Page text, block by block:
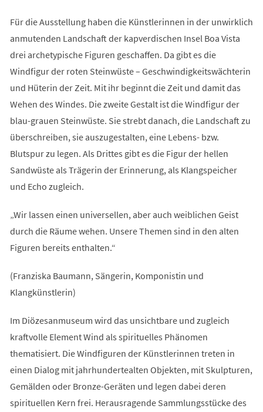
Für die Ausstellung haben die Künstlerinnen in der unwirklich
anmutenden Landschaft der kapverdischen Insel Boa Vista
drei archetypische Figuren geschaffen. Da gibt es die
Windfigur der roten Steinwüste – Geschwindigkeitswächterin
und Hüterin der Zeit. Mit ihr beginnt die Zeit und damit das
Wehen des Windes. Die zweite Gestalt ist die Windfigur der
blau-grauen Steinwüste. Sie strebt danach, die Landschaft zu
überschreiben, sie auszugestalten, eine Lebens- bzw.
Blutspur zu legen. Als Drittes gibt es die Figur der hellen
Sandwüste als Trägerin der Erinnerung, als Klangspeicher
und Echo zugleich.
„Wir lassen einen universellen, aber auch weiblichen Geist
durch die Räume wehen. Unsere Themen sind in den alten
Figuren bereits enthalten.“
(Franziska Baumann, Sängerin, Komponistin und
Klangkünstlerin)
Im Diözesanmuseum wird das unsichtbare und zugleich
kraftvolle Element Wind als spirituelles Phänomen
thematisiert. Die Windfiguren der Künstlerinnen treten in
einen Dialog mit jahrhundertealten Objekten, mit Skulpturen,
Gemälden oder Bronze-Geräten und legen dabei deren
spirituellen Kern frei. Herausragende Sammlungsstücke des